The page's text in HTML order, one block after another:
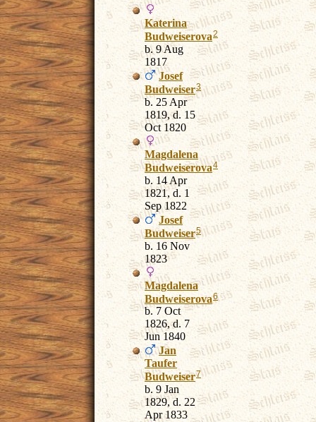
Katerina
Budweiserova2
b. 9 Aug
1817
Josef
Budweiser3
b. 25 Apr
1819, d. 15
Oct 1820
Magdalena
Budweiserova4
b. 14 Apr
1821, d. 1
Sep 1822
Josef
Budweiser5
b. 16 Nov
1823
Magdalena
Budweiserova6
b. 7 Oct
1826, d. 7
Jun 1840
Jan
Taufer
Budweiser7
b. 9 Jan
1829, d. 22
Apr 1833